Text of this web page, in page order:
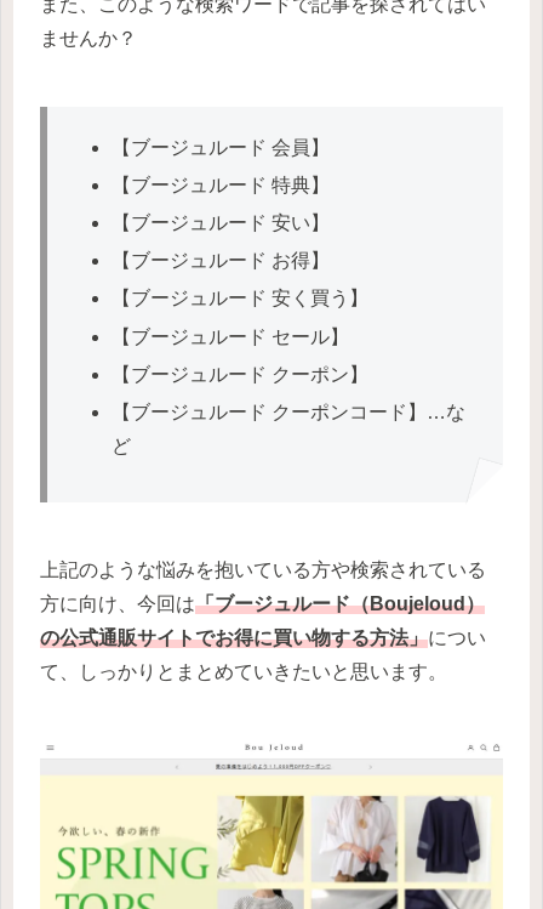
また、このような検索ワードで記事を探されてはい
ませんか？
【ブージュルード 会員】
【ブージュルード 特典】
【ブージュルード 安い】
【ブージュルード お得】
【ブージュルード 安く買う】
【ブージュルード セール】
【ブージュルード クーポン】
【ブージュルード クーポンコード】…な
ど
上記のような悩みを抱いている方や検索されている
方に向け、今回は「ブージュルード（Boujeloud）
の公式通販サイトでお得に買い物する方法」につい
て、しっかりとまとめていきたいと思います。